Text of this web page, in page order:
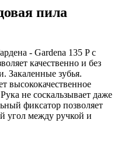
пила
- Gardena 135 P с
качественно и без
Закаленные зубья.
высококачественное
не соскальзывает даже
фиксатор позволяет
угол между ручкой и